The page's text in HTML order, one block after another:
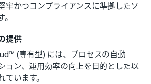
牢かつコンプライアンスに準拠したソ
提供
(専有型) には、プロセスの自動
ョン、運用効率の向上を目的とした以
います。